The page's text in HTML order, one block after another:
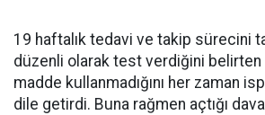
19 haftalık tedavi ve takip sürecini
düzenli olarak test verdiğini belirten
madde kullanmadığını her zaman
dile getirdi. Buna rağmen açtığı